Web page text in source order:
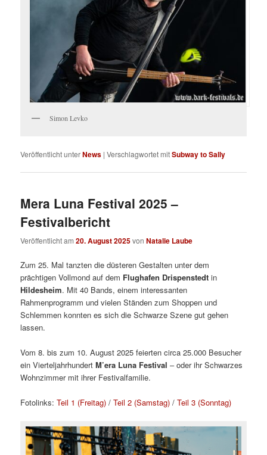
Simon Levko
Veröffentlicht unterNews |Verschlagwortet mitSubway to Sally
Mera Luna Festival 2025 –
Festivalbericht
Veröffentlicht am20. August 2025vonNatalie Laube
Zum 25. Mal tanzten die düsteren Gestalten unter dem
prächtigen Vollmond auf dem Flughafen Drispenstedt in
Hildesheim. Mit 40 Bands, einem interessanten
Rahmenprogramm und vielen Ständen zum Shoppen und
Schlemmen konnten es sich die Schwarze Szene gut gehen
lassen.
Vom 8. bis zum 10. August 2025 feierten circa 25.000 Besucher
ein VierteljahrhundertM’era Luna Festival – oder ihr Schwarzes
Wohnzimmer mit ihrer Festivalfamilie.
Fotolinks:Teil 1 (Freitag) /Teil 2 (Samstag) /Teil 3 (Sonntag)